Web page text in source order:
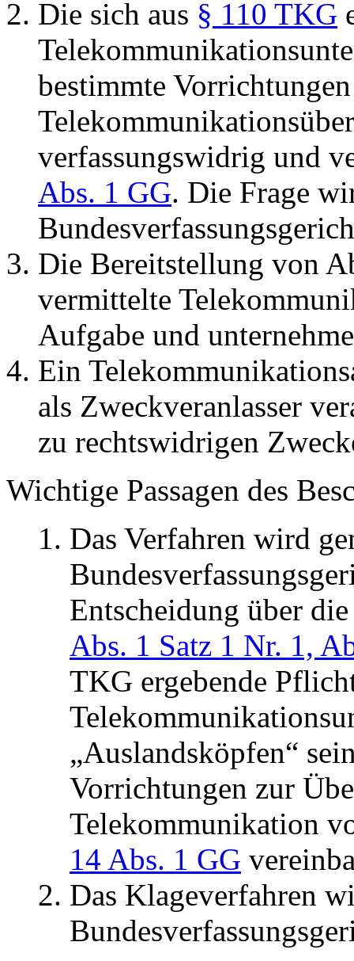
Die sich aus § 110 TKG
bestimmte
verfassungswidrig und
Abs. 1 GG. Die Frage
Die Bereitstellung von
vermittelte
Aufgabe und
Ein
als Zweckveranlasser
zu rechtswidrigen
Wichtige Passagen des
Das Verfahren wird
Entscheidung über
Abs. 1 Satz 1 Nr. 1,
TKG ergebende
„Auslandsköpfen“
Vorrichtungen zur
Telekommunikation
14 Abs. 1 GG
Das Klageverfahren